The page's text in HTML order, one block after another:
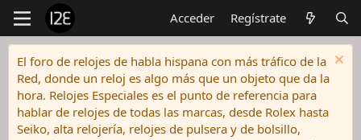
Acceder Regístrate
El foro de relojes de habla hispana con más tráfico de la
Red, donde un reloj es algo más que un objeto que da la
hora. Relojes Especiales es el punto de referencia para
hablar de relojes de todas las marcas, desde Rolex hasta
Seiko, alta relojería, relojes de pulsera y de bolsillo,